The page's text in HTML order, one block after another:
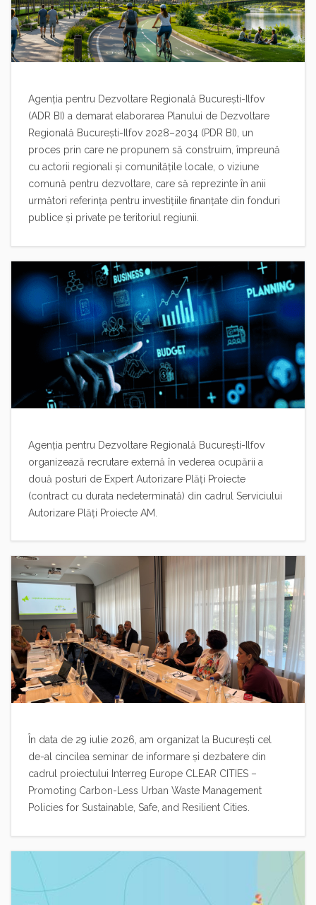
Agenția pentru Dezvoltare Regională București-Ilfov
(ADR BI) a demarat elaborarea Planului de Dezvoltare
Regională București-Ilfov 2028–2034 (PDR BI), un
proces prin care ne propunem să construim, împreună
cu actorii regionali și comunitățile locale, o viziune
comună pentru dezvoltare, care să reprezinte în anii
următori referința pentru investițiile finanțate din fonduri
publice și private pe teritoriul regiunii.
Agenția pentru Dezvoltare Regională București-Ilfov
organizează recrutare externă în vederea ocupării a
două posturi de Expert Autorizare Plăți Proiecte
(contract cu durata nedeterminată) din cadrul Serviciului
Autorizare Plăți Proiecte AM.
În data de 29 iulie 2026, am organizat la București cel
de-al cincilea seminar de informare și dezbatere din
cadrul proiectului Interreg Europe CLEAR CITIES –
Promoting Carbon-Less Urban Waste Management
Policies for Sustainable, Safe, and Resilient Cities.